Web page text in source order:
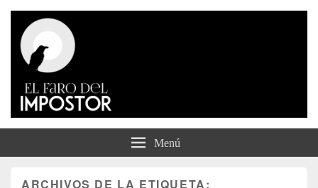
El Faro del Impostor
Menú
ARCHIVOS DE LA ETIQUETA: